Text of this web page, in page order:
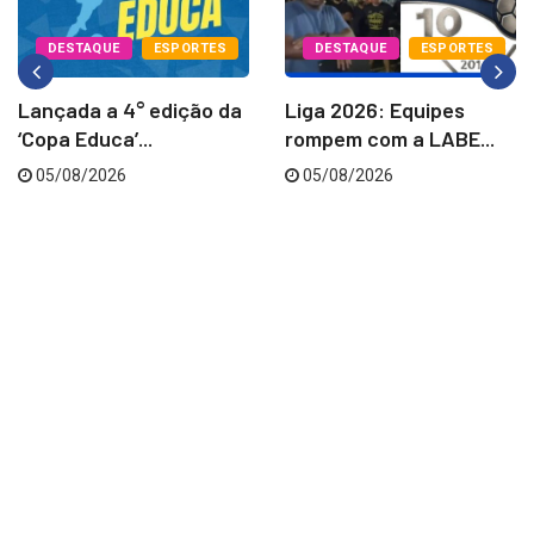
DESTAQUE ESPORTES
Lançada a 4° edição da
‘Copa Educa’...
05/08/2026
DESTAQUE ESPORTES
Liga 2026: Equipes
rompem com a LABE...
05/08/2026